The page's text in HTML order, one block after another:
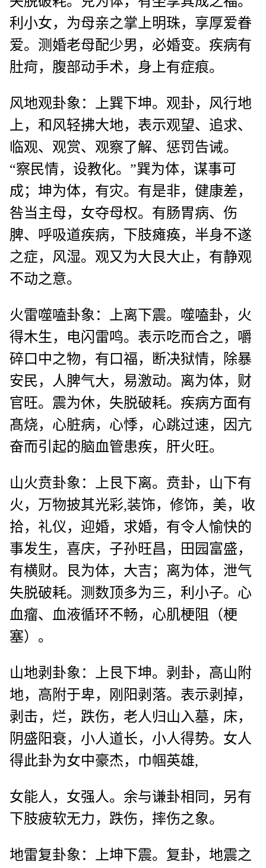
利小女，为母亲之掌上明珠，享厚爱眷
爱。测婚老母配少男，必婚变。疾病有
肚疴，腹部动手术，身上有症痕。
风地观卦象：上巽下坤。观卦，风行地
上，和风轻拂大地，表示观望、追求、
临观、观赏、观察了解、惩罚告诫。
“察民情，设教化。”巽为体，谋事可
成；坤为体，有灾。有是非，健康差，
咎当主母，女夺母权。有肠胃病、伤
脾、呼吸道疾病，下肢瘫痪，半身不遂
之症，风湿。观又为大艮大止，有静观
不动之意。
火雷噬嗑卦象：上离下震。噬嗑卦，火
得木生，电闪雷鸣。表示吃而合之，嚼
碎口中之物，有口福，断决狱情，除暴
安民，人脾气大，易激动。离为体，财
官旺。震为休，失脱破耗。疾病方面有
髙烧，心脏病，心悸，心跳过速，因亢
奋而引起的脑血管患疾，肝火旺。
山火贲卦象：上艮下离。贲卦，山下有
火，万物披其光彩,装饰，修饰，美，收
拾，礼仪，迎婚，求婚，有令人愉快的
事发生，喜庆，子孙旺昌，田园富盛，
有横财。艮为体，大吉；离为体，泄气
失脱破耗。测数顶多为三，利小子。心
血瘤、血液循环不畅，心肌梗阻（梗
塞）。
山地剥卦象：上艮下坤。剥卦，高山附
地，高附于卑，刚阳剥落。表示剥掉，
剥击，烂，跌伤，老人归山入墓，床，
阴盛阳衰，小人道长，小人得势。女人
得此卦为女中豪杰，巾帼英雄,
女能人，女强人。余与谦卦相同，另有
下肢疲软无力，跌伤，摔伤之象。
地雷复卦象：上坤下震。复卦，地震之